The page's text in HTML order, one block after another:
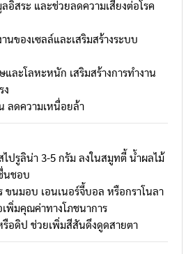
อิสระ และช่วยลดความเสี่ยงต่อโรค
นของเซลล์และเสริมสร้างระบบ
ละโลหะหนัก เสริมสร้างการทำงาน
ง
ลดความเหนื่อยล้า
ไปรูลิน่า 3-5 กรัม ลงในสมูทตี้ น้ำผลไม้
นชอบ
ขนมอบ เอนเนอร์จี้บอล หรือกราโนลา
เพิ่มคุณค่าทางโภชนาการ
อดิป ช่วยเพิ่มสีสันดึงดูดสายตา